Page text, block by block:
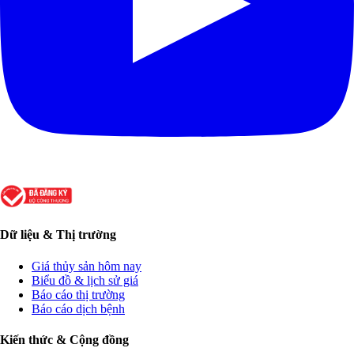
Dữ liệu & Thị trường
Giá thủy sản hôm nay
Biểu đồ & lịch sử giá
Báo cáo thị trường
Báo cáo dịch bệnh
Kiến thức & Cộng đồng